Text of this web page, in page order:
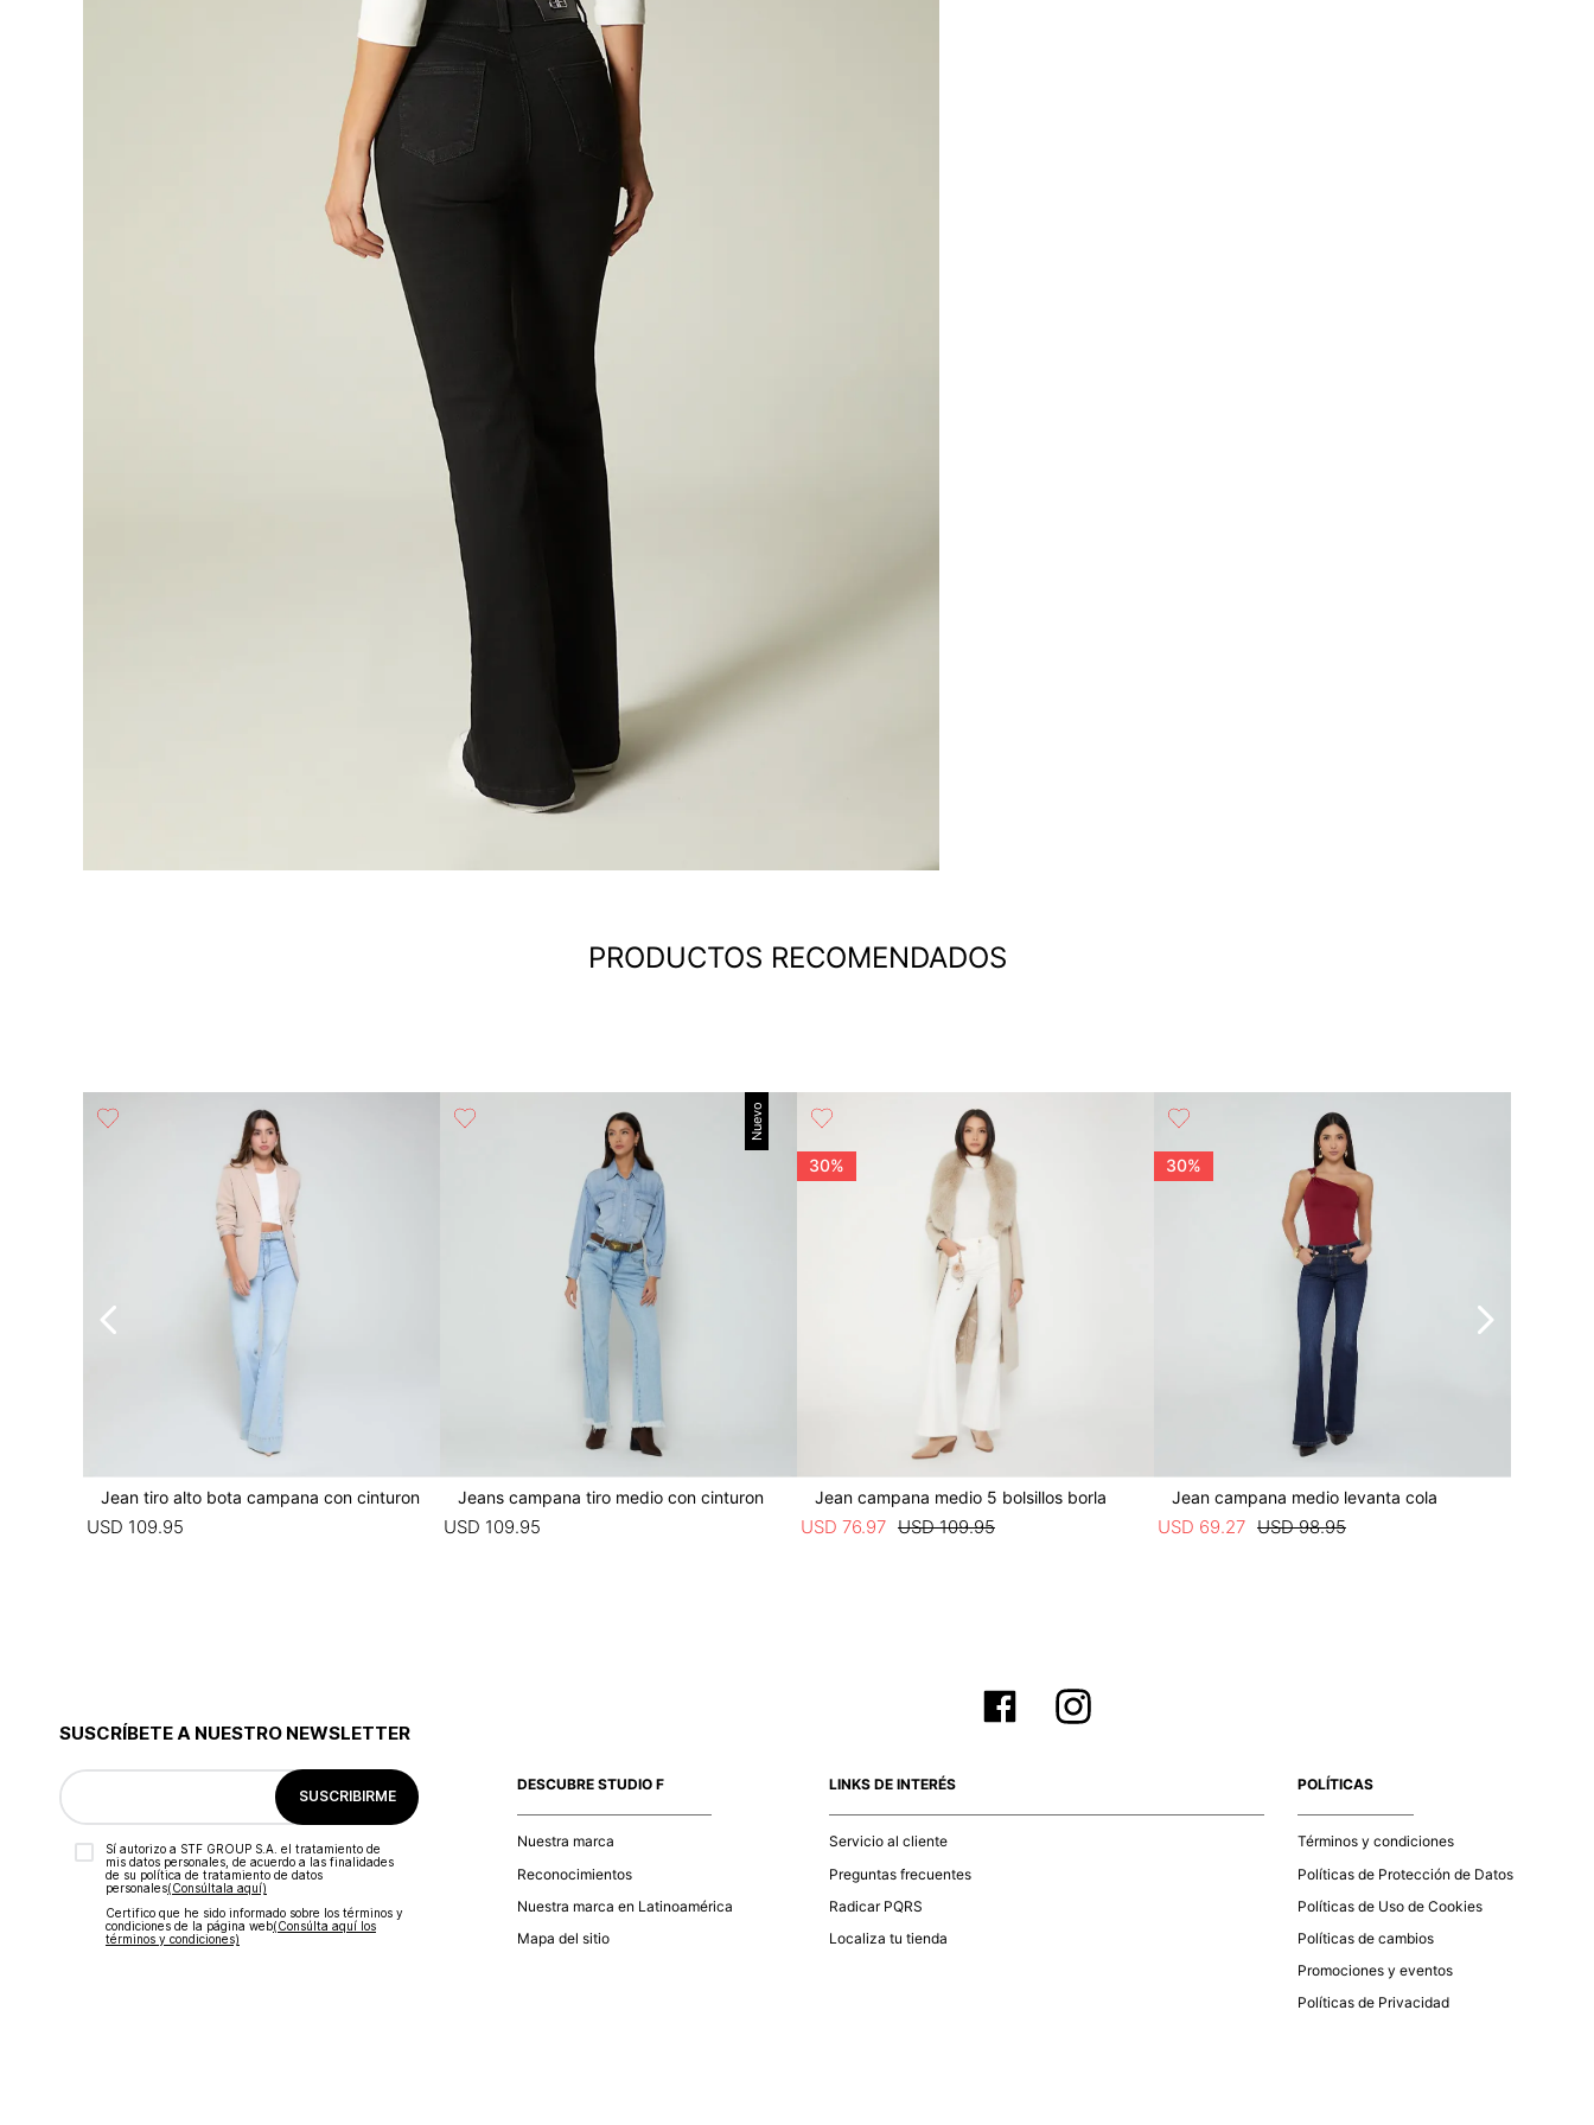
PRODUCTOS RECOMENDADOS
Jean tiro alto bota campana con cinturon
USD 109.95
Nuevo
Jeans campana tiro medio con cinturon
USD 109.95
30%
Jean campana medio 5 bolsillos borla
USD 109.95
USD 76.97
30%
Jean campana medio levanta cola
USD 98.95
USD 69.27
SUSCRÍBETE A NUESTRO NEWSLETTER
SUSCRIBIRME
Sí autorizo a STF GROUP S.A. el tratamiento de
mis datos personales, de acuerdo a las finalidades
de su política de tratamiento de datos
personales‎(Consúltala aquí)
Certifico que he sido informado sobre los términos y
condiciones de la página web‎(Consúlta aquí los
términos y condiciones)
DESCUBRE STUDIO F
Nuestra marca
Reconocimientos
Nuestra marca en Latinoamérica
Mapa del sitio
LINKS DE INTERÉS
Servicio al cliente
Preguntas frecuentes
Radicar PQRS
Localiza tu tienda
POLÍTICAS
Términos y condiciones
Políticas de Protección de Datos
Políticas de Uso de Cookies
Políticas de cambios
Promociones y eventos
Políticas de Privacidad